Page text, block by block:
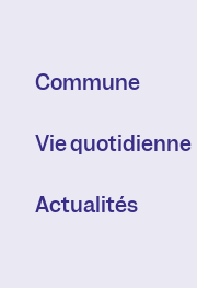
Commune
Vie quotidienne
Actualités